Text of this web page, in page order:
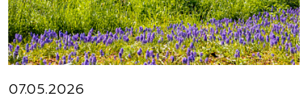
07.05.2026